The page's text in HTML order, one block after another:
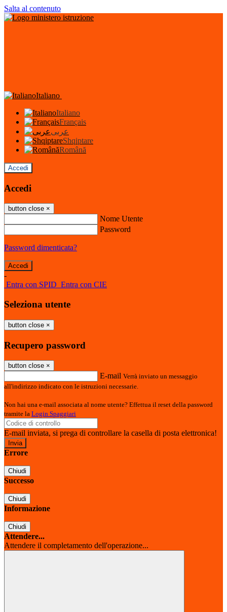
Salta al contenuto
Italiano
Italiano
Français
عربى
Shqiptare
Română
Accedi
Accedi
button close ×
Nome Utente
Password
Password dimenticata?
-
Entra con SPID Entra con CIE
Seleziona utente
button close ×
Recupero password
button close ×
E-mail Verrà inviato un messaggio
all'indirizzo indicato con le istruzioni necessarie.
Non hai una e-mail associata al nome utente? Effettua il reset della password
tramite la Login Spaggiari
E-mail inviata, si prega di controllare la casella di posta elettronica!
Errore
Chiudi
Successo
Chiudi
Informazione
Chiudi
Attendere...
Attendere il completamento dell'operazione...